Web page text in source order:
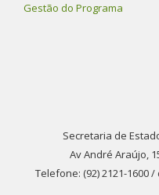
Gestão do Programa
Secretaria de
Av André Araújo,
Telefone: (92) 2121-1600